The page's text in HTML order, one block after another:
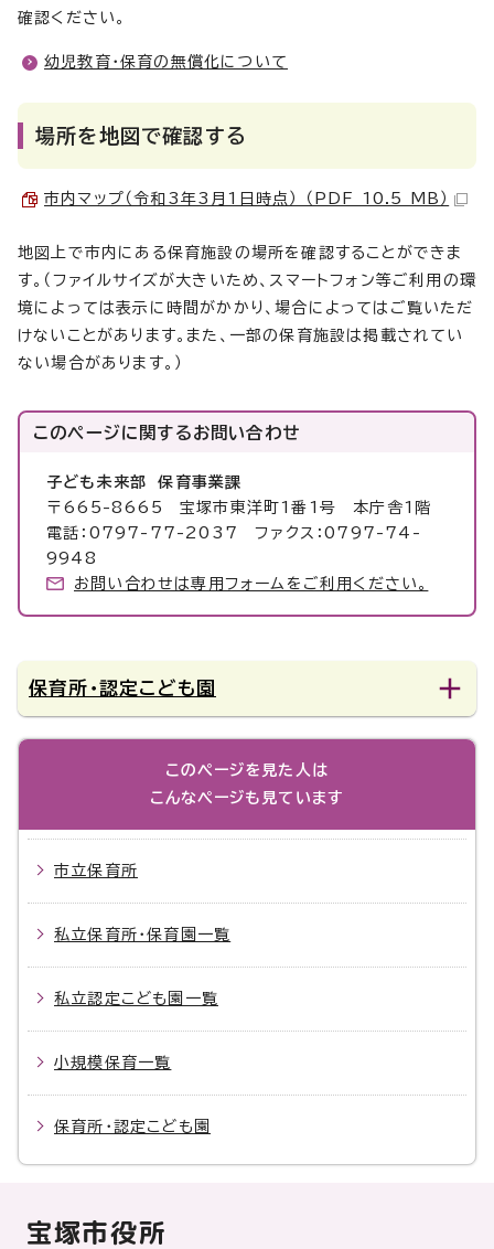
確認ください。
幼児教育・保育の無償化について
場所を地図で確認する
市内マップ（令和3年3月1日時点） （PDF 10.5 MB）
地図上で市内にある保育施設の場所を確認することができま
す。（ファイルサイズが大きいため、スマートフォン等ご利用の環
境によっては表示に時間がかかり、場合によってはご覧いただ
けないことがあります。また、一部の保育施設は掲載されてい
ない場合があります。）
このページに関するお問い合わせ
子ども未来部 保育事業課
〒665-8665 宝塚市東洋町1番1号 本庁舎1階
電話：0797-77-2037 ファクス：0797-74-
9948
お問い合わせは専用フォームをご利用ください。
保育所・認定こども園
このページを見た人は
こんなページも見ています
市立保育所
私立保育所・保育園一覧
私立認定こども園一覧
小規模保育一覧
保育所・認定こども園
宝塚市役所